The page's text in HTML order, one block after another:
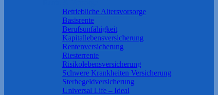
Betriebliche Altersvorsorge
Basisrente
Berufs­unfähigkeit
Kapitallebensversicherung
Rentenversicherung
Riesterrente
Risikolebensversicherung
Schwere Krankheiten Versicherung
Sterbegeldversicherung
Universal Life – Ideal